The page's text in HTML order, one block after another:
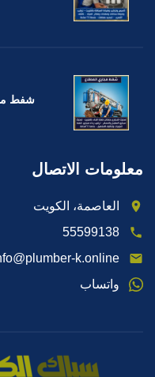
شفط
معلومات الاتصال
العاصمة، الكويت
55599138
k.online
واتساب